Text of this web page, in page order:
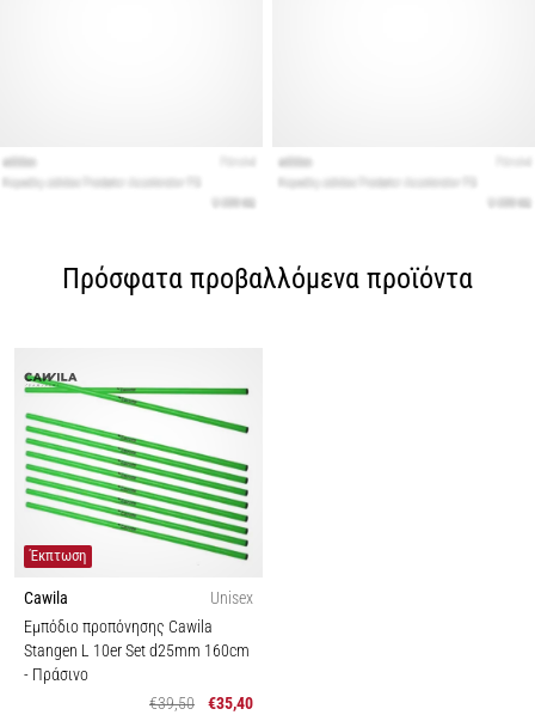
Πρόσφατα προβαλλόμενα προϊόντα
Έκπτωση
Cawila
Unisex
Εμπόδιο προπόνησης Cawila
Stangen L 10er Set d25mm 160cm
- Πράσινο
€39,50
€35,40